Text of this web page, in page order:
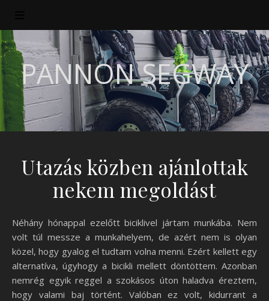
PANNON SEGWAY
Utazás közben ajánlottak
nekem megoldást
Néhány hónappal ezelőtt biciklivel jártam munkába. Nem
volt túl messze a munkahelyem, de azért nem is olyan
közel, hogy gyalog el tudtam volna menni. Ezért kellett egy
alternatíva, úgyhogy a bicikli mellett döntöttem. Azonban
nemrég egyik reggel a szokásos úton haladva éreztem,
hogy valami baj történt. Valóban ez volt, kidurrant a